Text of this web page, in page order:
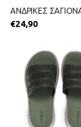
€24,90